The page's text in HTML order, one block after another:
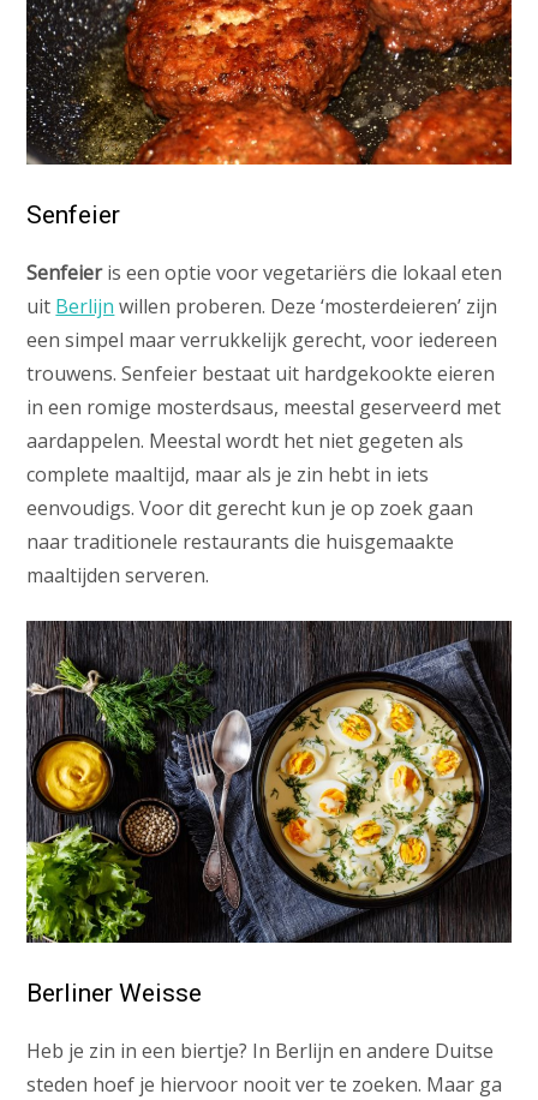
Senfeier
Senfeieris een optie voor vegetariërs die lokaal eten
uit Berlijn willen proberen. Deze ‘mosterdeieren’ zijn
een simpel maar verrukkelijk gerecht, voor iedereen
trouwens. Senfeier bestaat uit hardgekookte eieren
in een romige mosterdsaus, meestal geserveerd met
aardappelen. Meestal wordt het niet gegeten als
complete maaltijd, maar als je zin hebt in iets
eenvoudigs. Voor dit gerecht kun je op zoek gaan
naar traditionele restaurants die huisgemaakte
maaltijden serveren.
Berliner Weisse
Heb je zin in een biertje? In Berlijn en andere Duitse
steden hoef je hiervoor nooit ver te zoeken. Maar ga